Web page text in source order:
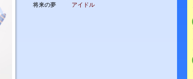
将来の夢
アイドル